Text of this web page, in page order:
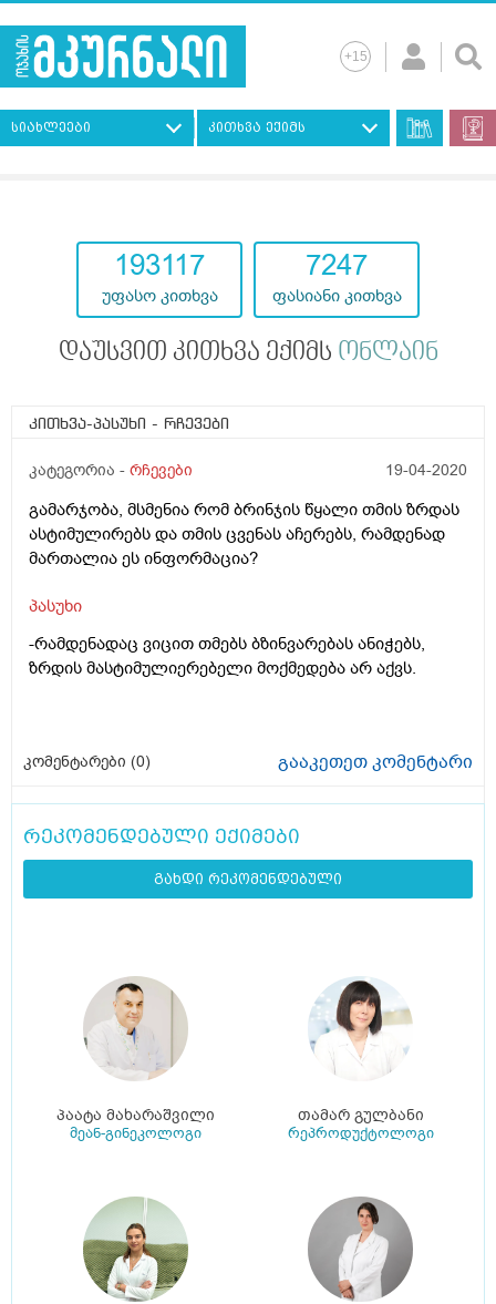
სიახლეები კითხვა ექიმს
193117
უფასო კითხვა
7247
ფასიანი კითხვა
დაუსვით კითხვა ექიმს ონლაინ
კითხვა-პასუხი - რჩევები
კატეგორია - რჩევები 19-04-2020
გამარჯობა, მსმენია რომ ბრინჯის წყალი თმის ზრდას
ასტიმულირებს და თმის ცვენას აჩერებს, რამდენად
მართალია ეს ინფორმაცია?
პასუხი
-რამდენადაც ვიცით თმებს ბზინვარებას ანიჭებს,
ზრდის მასტიმულიერებელი მოქმედება არ აქვს.
კომენტარები (0) გააკეთეთ კომენტარი
რეკომენდებული ექიმები
გახდი რეკომენდებული
პაატა მახარაშვილი
მეან-გინეკოლოგი
თამარ გულბანი
რეპროდუქტოლოგი